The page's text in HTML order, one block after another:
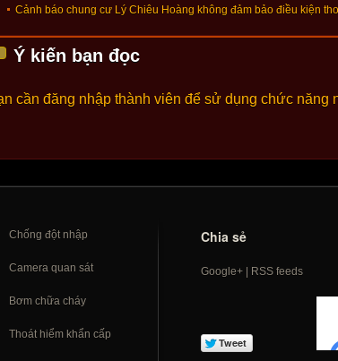
Cảnh báo chung cư Lý Chiêu Hoàng không đảm bảo điều kiện
Ý kiến bạn đọc
cần đăng nhập thành viên để sử dụng chức năng
Chống đột nhập
Camera quan sát
Bơm chữa cháy
Thoát hiểm khẩn cấp
Chia sẻ
Google+| RSS feeds